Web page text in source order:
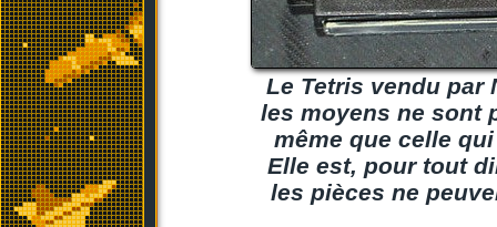
Le Tetris vendu par
les moyens ne sont
même que celle
Elle est, pour tout
les pièces ne